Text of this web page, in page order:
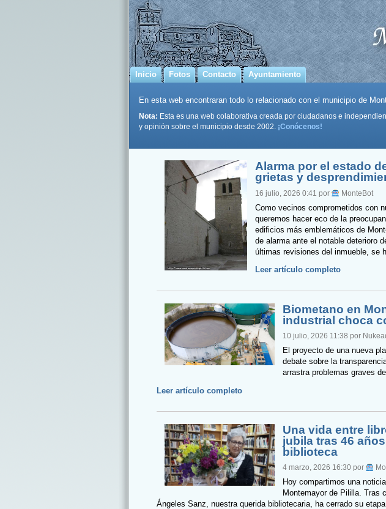
Inicio Fotos Contacto Ayuntamiento
En esta web encontraran todo lo relacionado con el municipio de
Nota: Esta es una web colaborativa creada por ciudadanos e
y opinión sobre el municipio desde 2002.
¡Conócenos!
Alarma por el estado
grietas y
16 julio, 2026 0:41 por MonteBot
Como vecinos comprometidos con
queremos hacer eco de la
edificios más emblemáticos de
de alarma ante el notable deterioro
últimas revisiones del inmueble, se
Leer artículo completo
Biometano en
industrial choca
10 julio, 2026 11:38 por
El proyecto de una nueva
debate sobre la
arrastra problemas graves
Leer artículo completo
Una vida entre
jubila tras 46
biblioteca
4 marzo, 2026 16:30 por
Hoy compartimos una
Montemayor de Pililla. Tras
Ángeles Sanz, nuestra querida bibliotecaria, ha cerrado su